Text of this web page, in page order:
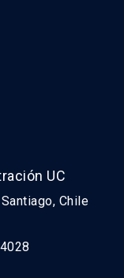
UC
Chile